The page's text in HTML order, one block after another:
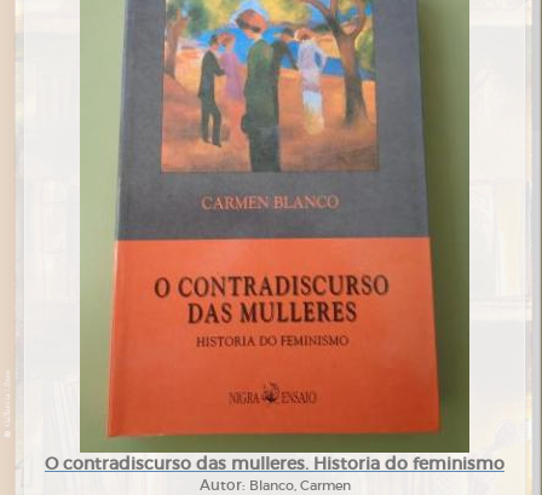
O contradiscurso das mulleres. Historia do feminismo
Autor: Blanco, Carmen